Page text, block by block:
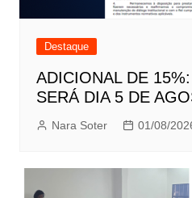
Destaque
ADICIONAL DE
SERÁ DIA 5 DE
Nara Soter 01/08/